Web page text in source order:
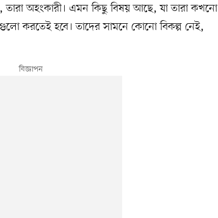
তারা অহংকারী। এমন কিছু বিষয় আছে, যা তারা কখনো
করতেই হবে। তাদের সামনে কোনো বিকল্প নেই,